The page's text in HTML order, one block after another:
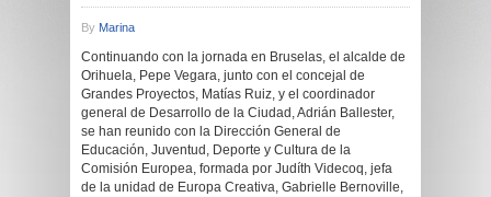
By Marina
Continuando con la jornada en Bruselas, el alcalde de
Orihuela, Pepe Vegara, junto con el concejal de
Grandes Proyectos, Matías Ruiz, y el coordinador
general de Desarrollo de la Ciudad, Adrián Ballester,
se han reunido con la Dirección General de
Educación, Juventud, Deporte y Cultura de la
Comisión Europea, formada por Judíth Videcoq, jefa
de la unidad de Europa Creativa, Gabrielle Bernoville,